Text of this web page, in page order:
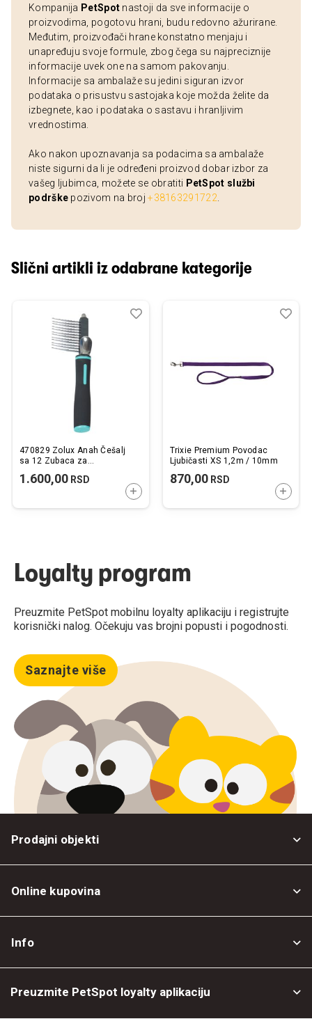
Kompanija PetSpot nastoji da sve informacije o
proizvodima, pogotovu hrani, budu redovno ažurirane.
Međutim, proizvođači hrane konstatno menjaju i
unapređuju svoje formule, zbog čega su najpreciznije
informacije uvek one na samom pakovanju.
Informacije sa ambalaže su jedini siguran izvor
podataka o prisustvu sastojaka koje možda želite da
izbegnete, kao i podataka o sastavu i hranljivim
vrednostima.
Ako nakon upoznavanja sa podacima sa ambalaže
niste sigurni da li je određeni proizvod dobar izbor za
vašeg ljubimca, možete se obratiti PetSpot službi
podrške pozivom na broj+38163291722
Slični artikli iz odabrane kategorije
470829 Zolux Anah Češalj
sa 12 Zubaca za
7,7x2,5x19cm
1.600,00 RSD
DODAJTE U KORPU
Dodaj
Uporedi
Trixie Premium Povodac
Ljubičasti XS 1,2m / 10mm
870,00RSD
Loyalty program
Preuzmite PetSpot mobilnu loyalty aplikaciju i registrujte
korisnički nalog. Očekuju vas brojni popusti i pogodnosti.
Saznajte više
Prodajni objekti
Online kupovina
Info
Preuzmite PetSpot loyalty aplikaciju